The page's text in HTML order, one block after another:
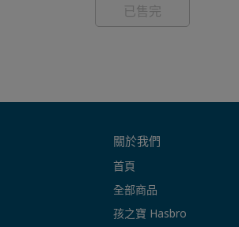
已售完
關於我們
首頁
全部商品
孩之寶 Hasbro